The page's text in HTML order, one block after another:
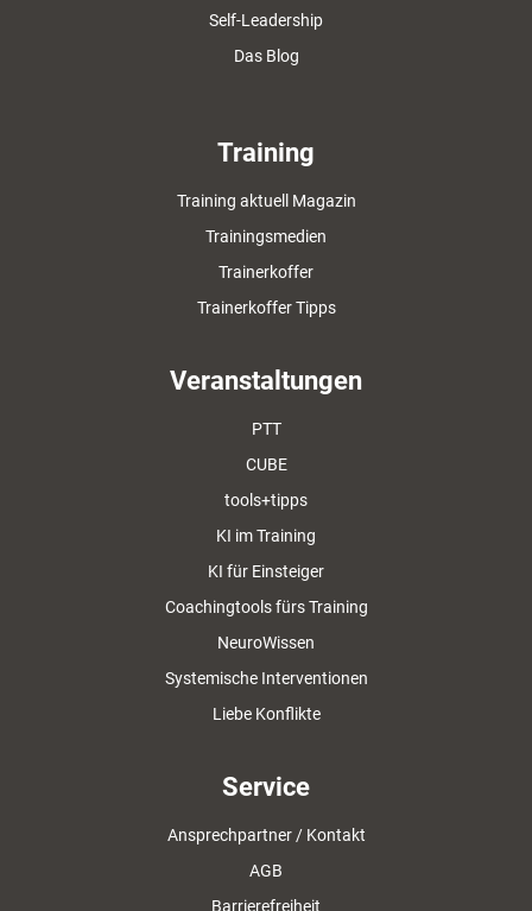
Self-Leadership
Das Blog
Training
Training aktuell Magazin
Trainingsmedien
Trainerkoffer
Trainerkoffer Tipps
Veranstaltungen
PTT
CUBE
tools+tipps
KI im Training
KI für Einsteiger
Coachingtools fürs Training
NeuroWissen
Systemische Interventionen
Liebe Konflikte
Service
Ansprechpartner / Kontakt
AGB
Barrierefreiheit